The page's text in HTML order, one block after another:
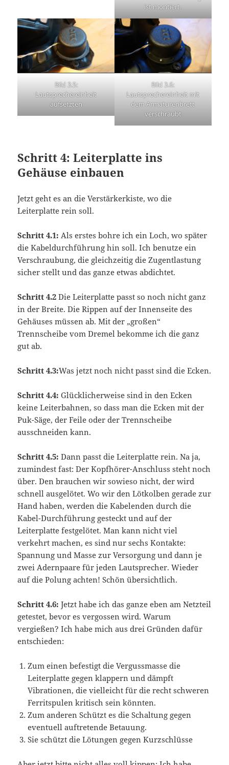
ist montiert.
Bild 3.5:
Lautsprechereinheit
aufsetzten
Bild 3.6:
Lautsprechereinheit mit
dem Armaturenbrett
verschraubt
Schritt 4: Leiterplatte ins
Gehäuse einbauen
Jetzt geht es an die Verstärkerkiste, wo die
Leiterplatte rein soll.
Schritt 4.1: Als erstes bohre ich ein Loch, wo später
die Kabeldurchführung hin soll. Ich benutze ein
Verschraubung, die gleichzeitig die Zugentlastung
sicher stellt und das ganze etwas abdichtet.
Schritt 4.2 Die Leiterplatte passt so noch nicht ganz
in der Breite. Die Rippen auf der Innenseite des
Gehäuses müssen ab. Mit der „großen“
Trennscheibe vom Dremel bekomme ich die ganz
gut ab.
Schritt 4.3:Was jetzt noch nicht passt sind die Ecken.
Schritt 4.4: Glücklicherweise sind in den Ecken
keine Leiterbahnen, so dass man die Ecken mit der
Puk-Säge, der Feile oder der Trennscheibe
ausschneiden kann.
Schritt 4.5: Dann passt die Leiterplatte rein. Na ja,
zumindest fast: Der Kopfhörer-Anschluss steht noch
über. Den brauchen wir sowieso nicht, der wird
schnell ausgelötet. Wo wir den Lötkolben gerade zur
Hand haben, werden die Kabelenden durch die
Kabel-Durchführung gesteckt und auf der
Leiterplatte festgelötet. Man kann nicht viel
verkehrt machen, es sind nur sechs Kontakte:
Spannung und Masse zur Versorgung und dann je
zwei Adernpaare für jeden Lautsprecher. Wieder
auf die Polung achten! Schön übersichtlich.
Schritt 4.6: Jetzt habe ich das ganze eben am Netzteil
getestet, bevor es vergossen wird. Warum
vergießen? Ich habe mich aus drei Gründen dafür
entschieden:
Zum einen befestigt die Vergussmasse die
Leiterplatte gegen klappern und dämpft
Vibrationen, die vielleicht für die recht schweren
Ferritspulen kritisch sein könnten.
Zum anderen Schützt es die Schaltung gegen
eventuell auftretende Betauung.
Sie schützt die Lötungen gegen Kurzschlüsse